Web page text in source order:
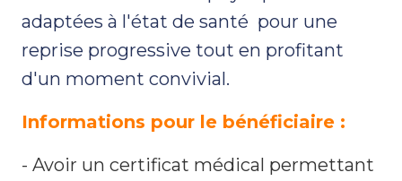
adaptées à l'état de santé pour une
reprise progressive tout en profitant
d'un moment convivial.
Informations pour le bénéficiaire :
- Avoir un certificat médical permettant